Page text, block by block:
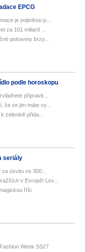
EPCG
je pojistkou p...
za 161 miliard ...
potraviny brzy...
podle horoskopu
připravit...
se jim máte vy...
zelenině přida...
seriály
úsvitu ve 300...
v Evropě! Lev...
říši
Week SS27